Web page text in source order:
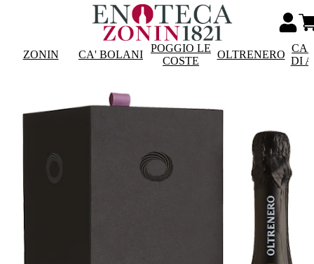
ZONIN CA' BOLANI
POGGIO LE
COSTE
OLTRENERO
DI